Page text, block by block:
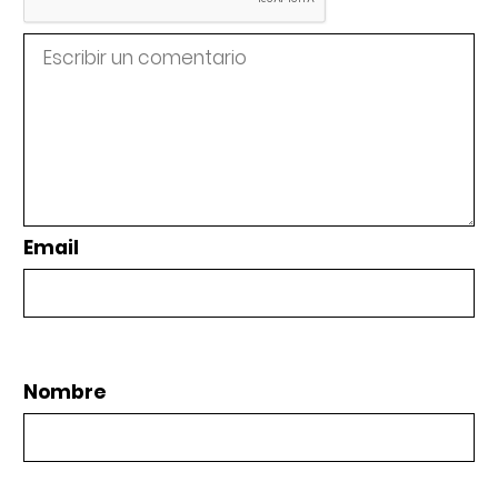
Email
Nombre